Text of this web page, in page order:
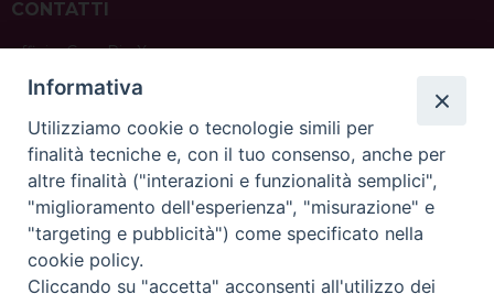
CONTATTI
ufficio: Casa Pio X
via Bonporti, 20 – 35141 Padova
tel: +39 351 619 2354
e mail:ufficiovocazionipadova@gmail.com
sede: Casa Sant'Andrea
via Valmarana, 20 – 35133 Padova
Informativa
Utilizziamo cookie o tecnologie simili per
finalità tecniche e, con il tuo consenso, anche per
altre finalità ("interazioni e funzionalità semplici",
"miglioramento dell'esperienza", "misurazione" e
"targeting e pubblicità") come specificato nella
cookie policy.
Cliccando su "accetta" acconsenti all'utilizzo dei